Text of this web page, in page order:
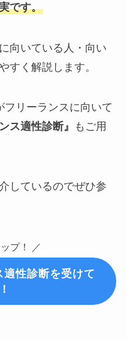
です。
向いている人・向い
すく解説します。
フリーランスに向いて
ス適性診断』
もご用
しているのでぜひ参
プ！ ／
適性診断を受けて